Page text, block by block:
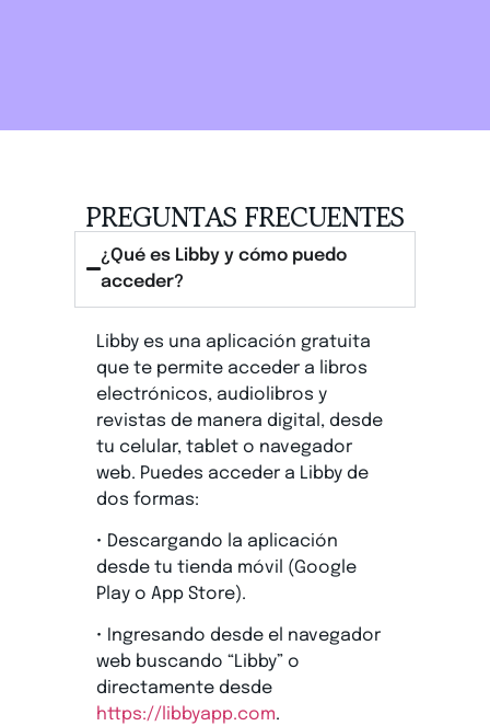
PREGUNTAS FRECUENTES
¿Qué es Libby y cómo puedo
acceder?
Libby es una aplicación gratuita
que te permite acceder a libros
electrónicos, audiolibros y
revistas de manera digital, desde
tu celular, tablet o navegador
web. Puedes acceder a Libby de
dos formas:
• Descargando la aplicación
desde tu tienda móvil (Google
Play o App Store).
• Ingresando desde el navegador
web buscando “Libby” o
directamente desde
https://libbyapp.com.